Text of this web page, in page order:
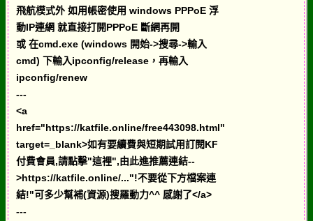
飛航模式外 如用帳密使用 windows PPPoE 浮
動IP連網 就直接打開PPPoE 斷網再開
或 在cmd.exe (windows 開始->搜尋->輸入
cmd) 下輸入ipconfig/release，再輸入
ipconfig/renew
---
<a
href="https://katfile.online/free443098.html"
target=_blank>如有要續費與短期試用訂閱KF
付費會員,請點擊"這裡",由此進推薦連結--
>https://katfile.online/..."!不要從下方檔案連
結!"可多少幫補(資源)搜羅動力^^ 感謝了</a>
---